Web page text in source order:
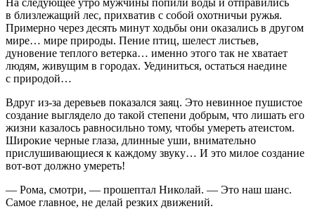
в близлежащий лес, прихватив с собой охотничьи ружья.
Примерно через десять минут ходьбы они оказались в другом
мире… мире природы. Пение птиц, шелест листьев,
дуновение теплого ветерка… именно этого так не хватает
людям, живущим в городах. Уединиться, остаться наедине
с природой…
Вдруг из-за деревьев показался заяц. Это невинное пушистое
создание выглядело до такой степени добрым, что лишать его
жизни казалось равносильно тому, чтобы умереть атеистом.
Широкие черные глаза, длинные уши, внимательно
прислушивающиеся к каждому звуку… И это милое создание
вот-вот должно умереть!
— Рома, смотри, — прошептал Николай. — Это наш шанс.
Самое главное, не делай резких движений.